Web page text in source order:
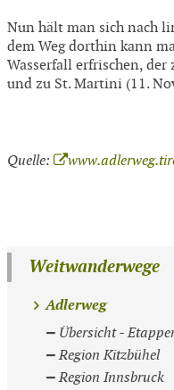
Nun hält man sich nach
dem Weg dorthin kann
Wasserfall erfrischen,
und zu St. Martini (11.
Quelle:
Weitwanderwege
Adlerweg
Übersicht -
Region Kitzbühel
Region Innsbruck